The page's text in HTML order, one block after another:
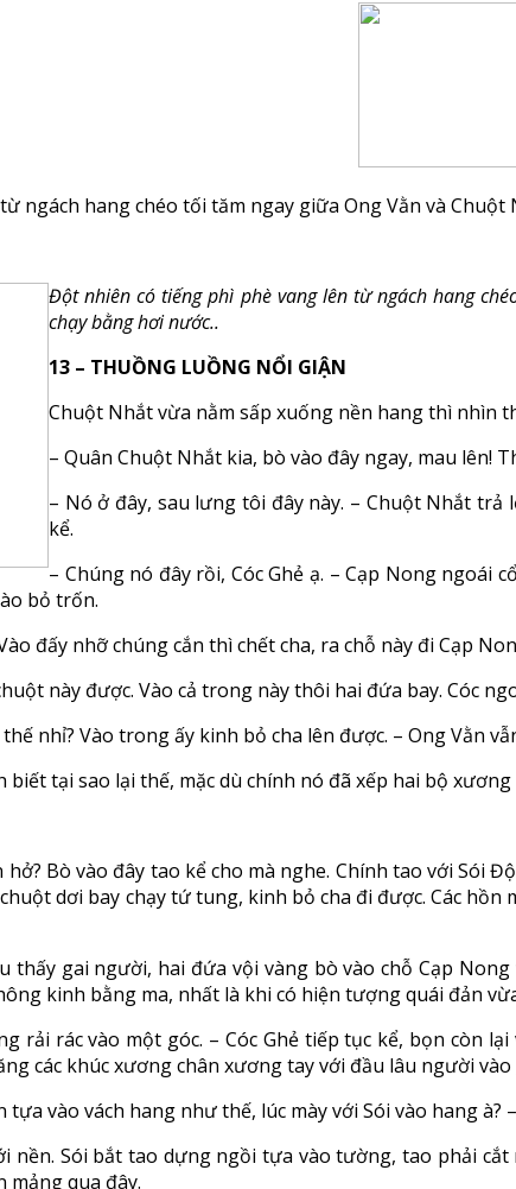
ngách hang chéo tối tăm ngay giữa Ong Vằn và
Đột nhiên có tiếng phì phè vang lên từ ngách hang
chạy bằng hơi nước..
13 – THUỒNG LUỒNG NỔI GIẬN
Chuột Nhắt vừa nằm sấp xuống nền hang thì nhìn
– Quân Chuột Nhắt kia, bò vào đây ngay, mau lên!
– Nó ở đây, sau lưng tôi đây này. – Chuột Nhắt
kể.
– Chúng nó đây rồi, Cóc Ghẻ ạ. – Cạp Nong
bỏ trốn.
đấy nhỡ chúng cắn thì chết cha, ra chỗ này đi Cạp
này được. Vào cả trong này thôi hai đứa bay. Cóc
nhỉ? Vào trong ấy kinh bỏ cha lên được. – Ong Vằn
biết tại sao lại thế, mặc dù chính nó đã xếp hai bộ
Bò vào đây tao kể cho mà nghe. Chính tao với Sói
dơi bay chạy tứ tung, kinh bỏ cha đi được. Các
thấy gai người, hai đứa vội vàng bò vào chỗ Cạp
kinh bằng ma, nhất là khi có hiện tượng quái đản
rải rác vào một góc. – Cóc Ghẻ tiếp tục kể, bọn còn
các khúc xương chân xương tay với đầu lâu người
vào vách hang như thế, lúc mày với Sói vào hang à?
nền. Sói bắt tao dựng ngồi tựa vào tường, tao phải
mảng qua đây.